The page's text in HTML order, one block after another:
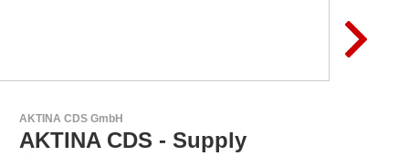
RECOM Power GmbH
AC/DC- & DC/DC-Wandler